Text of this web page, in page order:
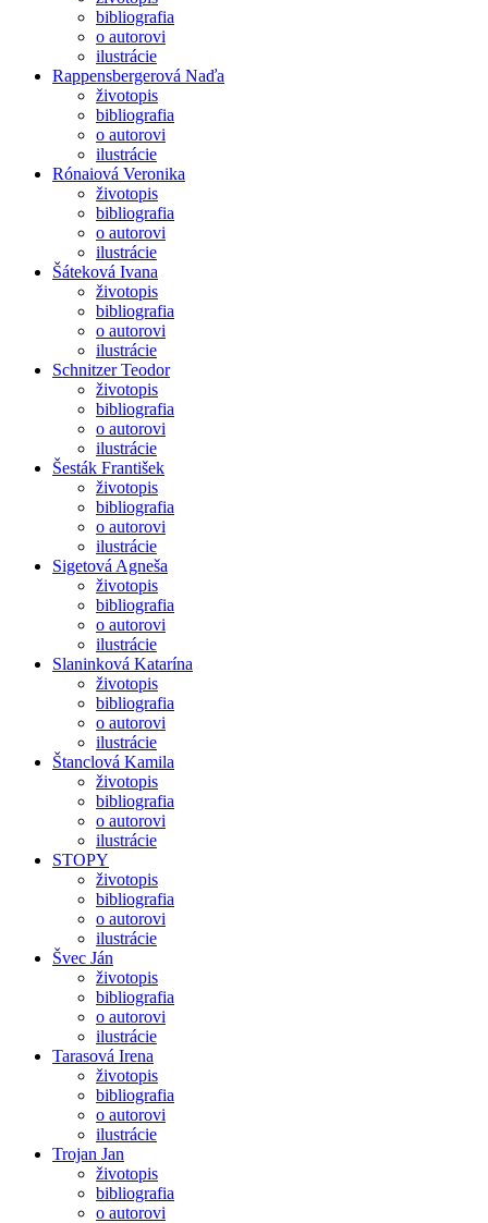
bibliografia
o autorovi
ilustrácie
Rappensbergerová Naďa
životopis
bibliografia
o autorovi
ilustrácie
Rónaiová Veronika
životopis
bibliografia
o autorovi
ilustrácie
Šáteková Ivana
životopis
bibliografia
o autorovi
ilustrácie
Schnitzer Teodor
životopis
bibliografia
o autorovi
ilustrácie
Šesták František
životopis
bibliografia
o autorovi
ilustrácie
Sigetová Agneša
životopis
bibliografia
o autorovi
ilustrácie
Slaninková Katarína
životopis
bibliografia
o autorovi
ilustrácie
Štanclová Kamila
životopis
bibliografia
o autorovi
ilustrácie
STOPY
životopis
bibliografia
o autorovi
ilustrácie
Švec Ján
životopis
bibliografia
o autorovi
ilustrácie
Tarasová Irena
životopis
bibliografia
o autorovi
ilustrácie
Trojan Jan
životopis
bibliografia
o autorovi